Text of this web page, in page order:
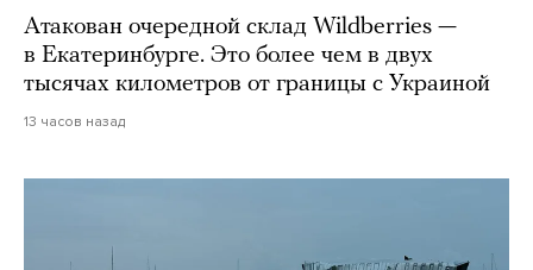
Атакован очередной склад Wildberries —
в Екатеринбурге. Это более чем в двух
тысячах километров от границы с Украиной
13 часов назад